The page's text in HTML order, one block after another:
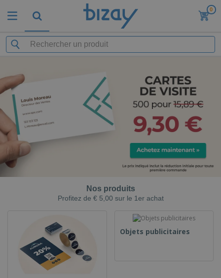
0
Nos produits
Profitez de € 5,00 sur le 1er achat
Objets publicitaires